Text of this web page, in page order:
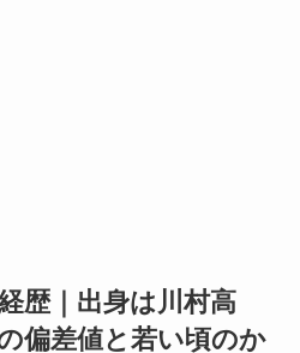
歴｜出身は川村高
偏差値と若い頃のか